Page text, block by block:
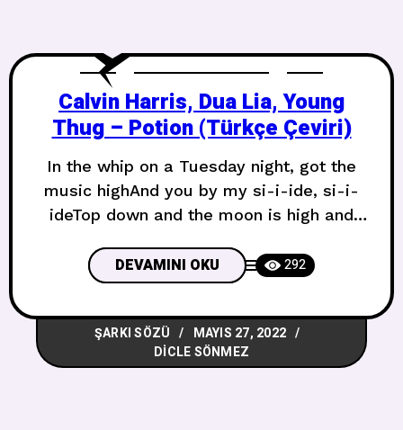
Calvin Harris, Dua Lia, Young
Thug – Potion (Türkçe Çeviri)
In the whip on a Tuesday night, got the
music highAnd you by my si-i-ide, si-i-
ideTop down and the moon is high and
ide, si-i-ide, yeah Salı gecesi takılıyoruz,
müziği yükselttikVe sen benim
tarafımdasın, ben tarafımdaYukarıdan
aşağıya ve ay yüksek ve ruh hali
mükemmelVe sen benim yanındasın,
DEVAMINI OKU 292
ŞARKI SÖZÜ
MAYIS 27, 2022
DICLE SÖNMEZ